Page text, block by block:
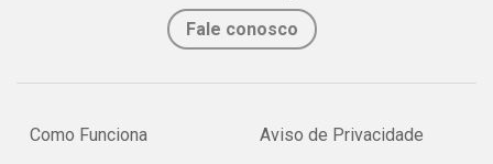
Fale conosco
Como Funciona Aviso de Privacidade